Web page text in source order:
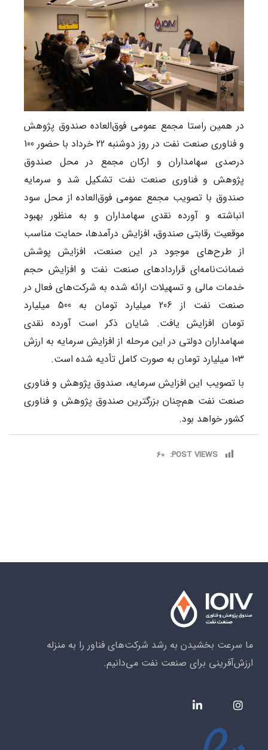
در همین راستا مجمع عمومی فوق‌العاده صندوق پژوهش
و فناوری صنعت نفت در روز دوشنبه 22 خرداد با حضور 100
درصدی سهامداران و ارکان مجمع در محل صندوق
پژوهش و فناوری صنعت نفت تشکیل شد و سرمایه
صندوق با تصویب مجمع عمومی فوق‌العاده از محل سود
انباشته و آورده نقدی سهامداران و به منظور بهبود
موقعیت رقابتی صندوق، افزایش درآمدها، حمایت مناسب
از طرح‌های موجود در این صنعت، افزایش پوشش
ضمانت‌نامه‌ای قراردادهای صنعت نفت و افزایش حجم
خدمات مالی و تسهیلات ارائه شده به شرکت‌های فعال در
صنعت نفت از 206 میلیارد تومان به 500 میلیارد
تومان افزایش یافت. شایان ذکر است آورده نقدی
سهامداران دولتی در این مرحله از افزایش سرمایه به ارزش
103 میلیارد تومان به صورت کامل تأدیه شده است.
با تصویب این افزایش سرمایه، صندوق پژوهش و فناوری
صنعت نفت هم‌چنان بزرگترین صندوق پژوهش و فناوری
کشور خواهد بود.
POST VIEWS:
60
ما سرعت بخشیدن به رشد شرکت‌های فناور را به منزله
ارزش‌آفرینی برای صنعت نفت می‌دانیم.